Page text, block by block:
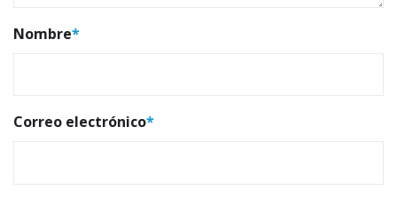
Nombre*
Correo electrónico*